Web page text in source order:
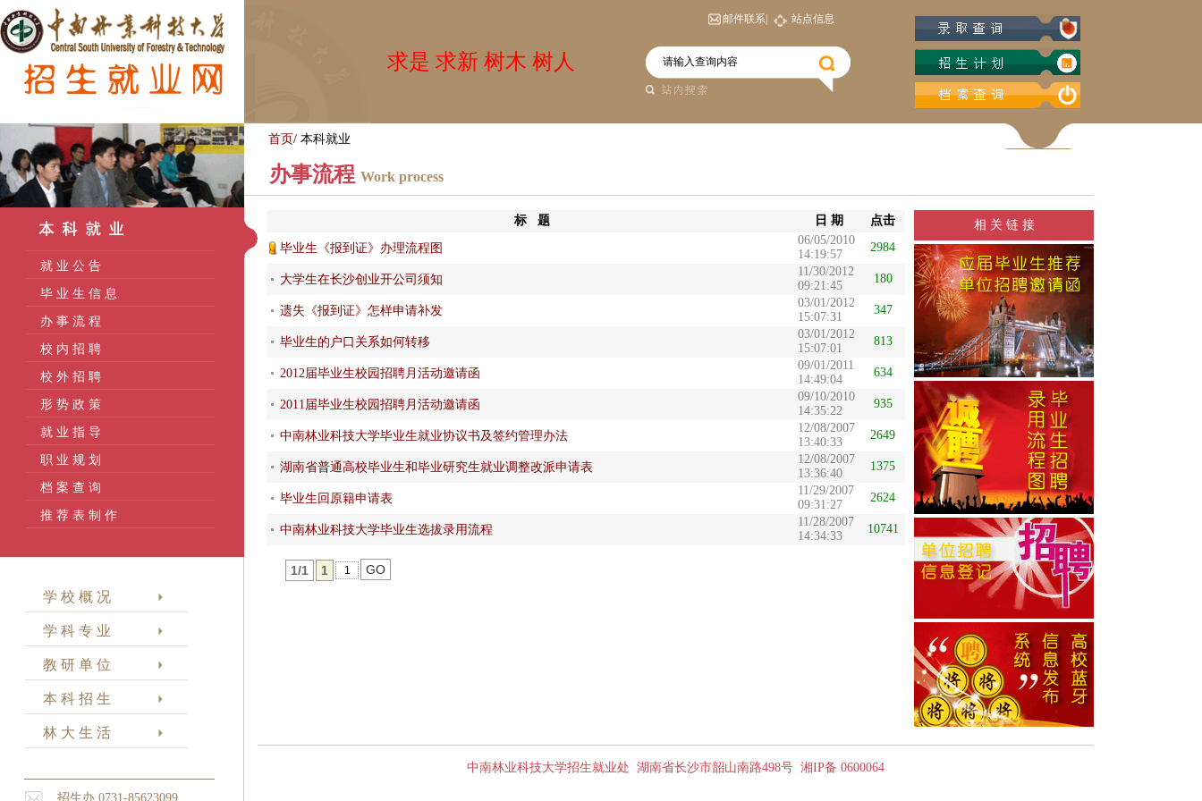
就 业 公 告
毕 业 生 信 息
办 事 流 程
校 内 招 聘
校 外 招 聘
形 势 政 策
就 业 指 导
职 业 规 划
档 案 查 询
推 荐 表 制 作
学 校 概 况
学 科 专 业
教 研 单 位
本 科 招 生
林 大 生 活
招生办 0731-85623099
求是 求新 树木 树人
邮件联系| 站点信息
首页/ 本科就业
办事流程 Work process
标 题 日 期 点击
毕业生《报到证》办理流程图
06/05/2010
14:19:57
2984
大学生在长沙创业开公司须知
11/30/2012
09:21:45
180
遗失《报到证》怎样申请补发
03/01/2012
15:07:31
347
毕业生的户口关系如何转移
03/01/2012
15:07:01
813
2012届毕业生校园招聘月活动邀请函
09/01/2011
14:49:04
634
2011届毕业生校园招聘月活动邀请函
09/10/2010
14:35:22
935
中南林业科技大学毕业生就业协议书及签约管理办法
12/08/2007
13:40:33
2649
湖南省普通高校毕业生和毕业研究生就业调整改派申请表
12/08/2007
13:36:40
1375
毕业生回原籍申请表
11/29/2007
09:31:27
2624
中南林业科技大学毕业生选拔录用流程
11/28/2007
14:34:33
10741
1/1 1 GO
相 关 链 接
中南林业科技大学招生就业处 湖南省长沙市韶山南路498号 湘IP备 0600064